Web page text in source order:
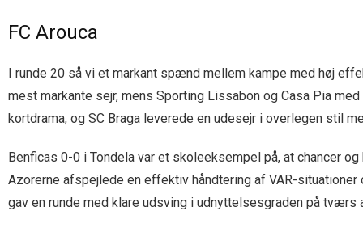
FC Arouca
I runde 20 så vi et markant spænd mellem kampe med høj
mest markante sejr, mens Sporting Lissabon og Casa Pia
kortdrama, og SC Braga leverede en udesejr i overlegen stil
Benficas 0-0 i Tondela var et skoleeksempel på, at chancer
Azorerne afspejlede en effektiv håndtering af VAR-
gav en runde med klare udsving i udnyttelsesgraden på tværs